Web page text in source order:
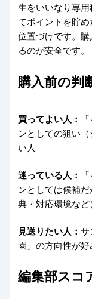
生をいいなり専
てポイントを貯
位置づけです。
るのが安全です。
購入前の判
買ってよい人：
ンとしての狙い
い人
迷っている人：
ンとしては候補
典・対応環境な
見送りたい人：サ
園」の方向性が
編集部スコ